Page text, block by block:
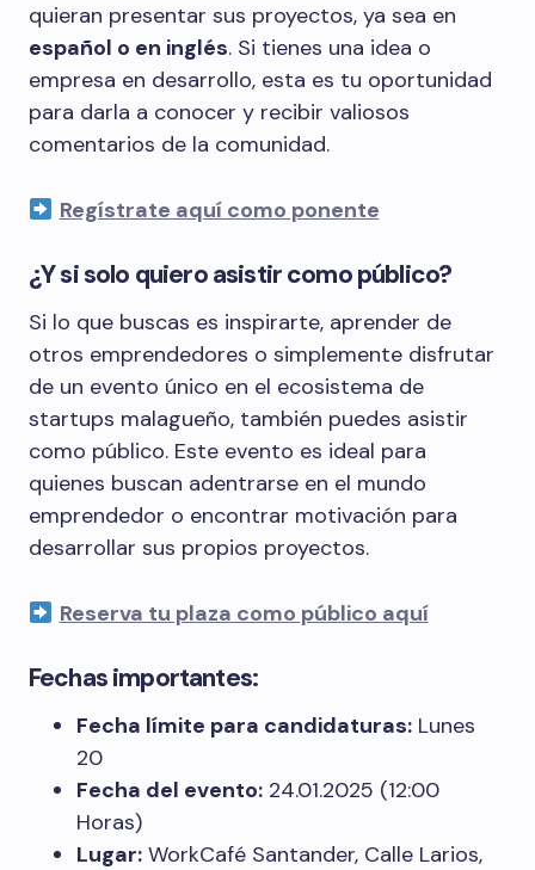
quieran presentar sus proyectos, ya sea en
español o en inglés. Si tienes una idea o
empresa en desarrollo, esta es tu oportunidad
para darla a conocer y recibir valiosos
comentarios de la comunidad.
Regístrate aquí como ponente
¿Y si solo quiero asistir como público?
Si lo que buscas es inspirarte, aprender de
otros emprendedores o simplemente disfrutar
de un evento único en el ecosistema de
startups malagueño, también puedes asistir
como público. Este evento es ideal para
quienes buscan adentrarse en el mundo
emprendedor o encontrar motivación para
desarrollar sus propios proyectos.
Reserva tu plaza como público aquí
Fechas importantes:
Fecha límite para candidaturas: Lunes
20
Fecha del evento: 24.01.2025 (12:00
Horas)
Lugar: WorkCafé Santander, Calle Larios,